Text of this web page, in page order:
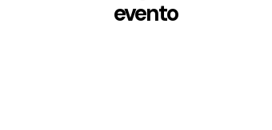
evento